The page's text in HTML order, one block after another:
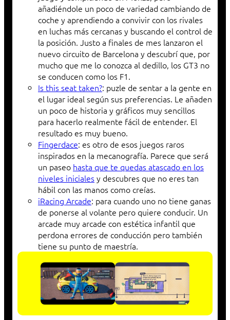
añadiéndole un poco de variedad cambiando de
coche y aprendiendo a convivir con los rivales
en luchas más cercanas y buscando el control de
la posición. Justo a finales de mes lanzaron el
nuevo circuito de Barcelona y descubrí que, por
mucho que me lo conozca al dedillo, los GT3 no
se conducen como los F1.
Is this seat taken?: puzle de sentar a la gente en
el lugar ideal según sus preferencias. Le añaden
un poco de historia y gráficos muy sencillos
para hacerlo realmente fácil de entender. El
resultado es muy bueno.
Fingerdace: es otro de esos juegos raros
inspirados en la mecanografía. Parece que será
un paseo hasta que te quedas atascado en los
niveles inicialesy descubres que no eres tan
hábil con las manos como creías.
iRacing Arcade: para cuando uno no tiene ganas
de ponerse al volante pero quiere conducir. Un
arcade muy arcade con estética infantil que
perdona errores de conducción pero también
tiene su punto de maestría.